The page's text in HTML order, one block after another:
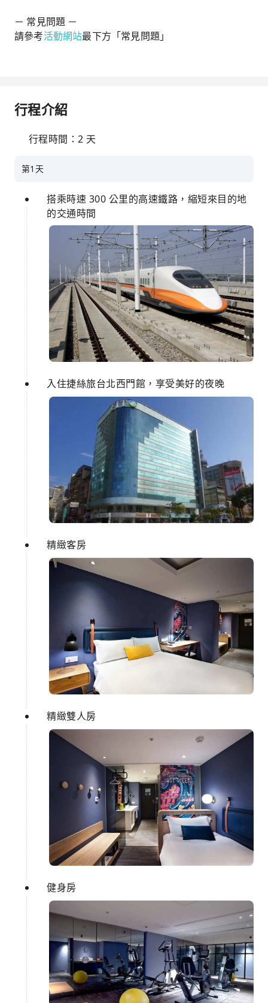
－ 常見問題 －
請參考活動網站最下方「常見問題」
行程介紹
行程時間：2 天
第1天
搭乘時速 300 公里的高速鐵路，縮短來目的地
的交通時間
入住捷絲旅台北西門館，享受美好的夜晚
精緻客房
精緻雙人房
健身房